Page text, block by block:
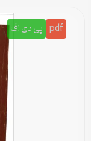
pdf پی دی اف